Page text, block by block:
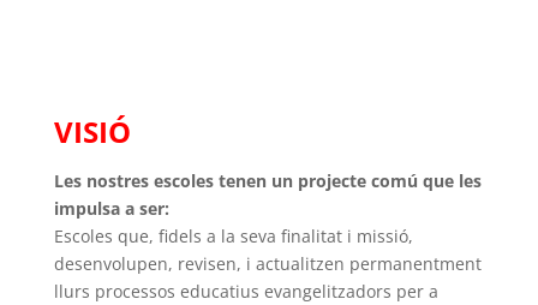
VISIÓ
Les nostres escoles tenen un projecte comú que les
impulsa a ser:
Escoles que, fidels a la seva finalitat i missió,
desenvolupen, revisen, i actualitzen permanentment
llurs processos educatius evangelitzadors per a